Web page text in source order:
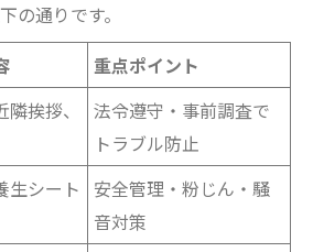
の通りです。
重点ポイント
挨拶、
法令遵守・事前調査で
トラブル防止
生シート
安全管理・粉じん・騒
音対策